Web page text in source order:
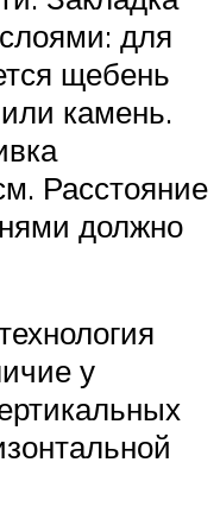
для
щебень
камень.
Расстояние
должно
у